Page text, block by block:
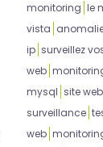
monitoring le
vista
ip surveillez
web
mysql site
surveillance
web